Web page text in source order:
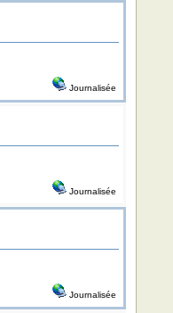
Journalisée
Journalisée
Journalisée